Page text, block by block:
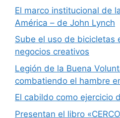
El marco institucional de
América – de John Lynch
Sube el uso de bicicletas
negocios creativos
Legión de la Buena
combatiendo el hambre
El cabildo como ejercicio
Presentan el libro